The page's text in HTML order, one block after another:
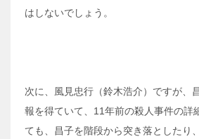
はしないでしょう。
次に、風見忠行（鈴木浩介）ですが、
報を得ていて、11年前の殺人事件の詳
ても、昌子を階段から突き落としたり